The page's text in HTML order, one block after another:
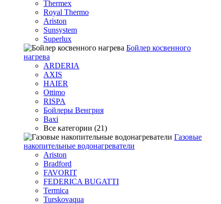
Thermex
Royal Thermo
Ariston
Sunsystem
Superlux
Бойлер косвенного
нагрева
ARDERIA
AXIS
HAIER
Ottimo
RISPA
Бойлеры Венгрия
Baxi
Все категории (21)
Газовые
накопительные водонагреватели
Ariston
Bradford
FAVORIT
FEDERICA BUGATTI
Termica
Turskovaqua